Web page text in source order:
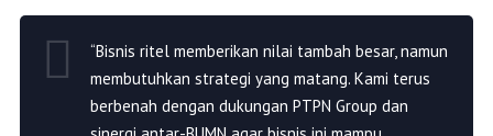
“Bisnis ritel memberikan nilai tambah besar, namun
membutuhkan strategi yang matang. Kami terus
berbenah dengan dukungan PTPN Group dan